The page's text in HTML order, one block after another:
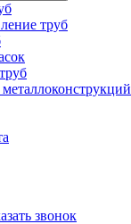
труб
звонок